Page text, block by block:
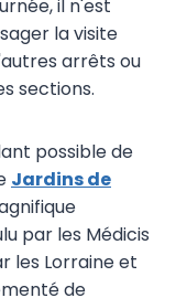
il n'est
la visite
arrêts ou
sections.
possible de
Jardins de
par les Médicis
les Lorraine et
de